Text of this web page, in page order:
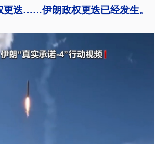
迭……伊朗政权更迭已经发生。